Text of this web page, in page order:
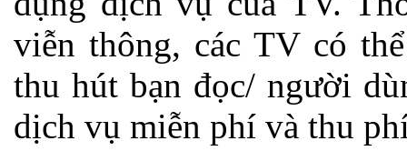
viễn thông, các TV có
thu hút bạn đọc/ người
dịch vụ miễn phí và thu